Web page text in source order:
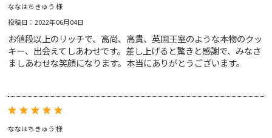
ななはちきゅう 様
投稿日：2022年06月04日
お値段以上のリッチで、高尚、高貴、英国王室のような本物のクッ
キー、出会えてしあわせです。差し上げると驚きと感謝で、みなさ
ましあわせな笑顔になります。本当にありがとうございます。
ななはちきゅう 様